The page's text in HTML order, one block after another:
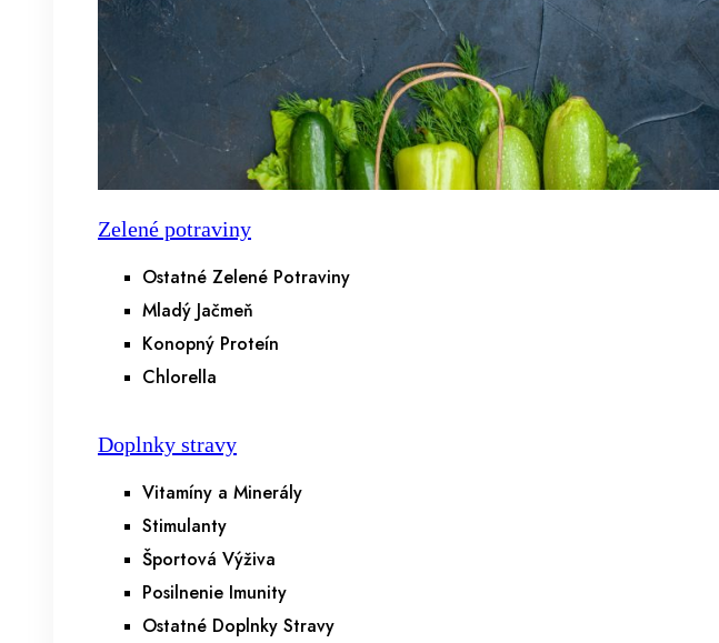
Zelené potraviny
Ostatné Zelené Potraviny
Mladý Jačmeň
Konopný Proteín
Chlorella
Doplnky stravy
Vitamíny a Minerály
Stimulanty
Športová Výživa
Posilnenie Imunity
Ostatné Doplnky Stravy